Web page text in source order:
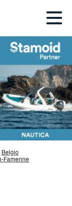
Belgio
Famenne